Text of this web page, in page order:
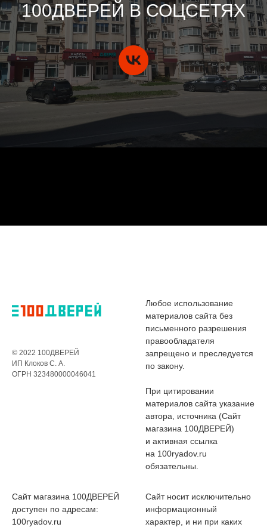
100ДВЕРЕЙ В СОЦСЕТЯХ
© 2022 100ДВЕРЕЙ
ИП Клоков С. А.
ОГРН 323480000046041
Любое использование
материалов сайта без
письменного разрешения
правообладателя
запрещено и преследуется
по закону.
При цитировании
материалов сайта указание
автора, источника (Сайт
магазина 100ДВЕРЕЙ)
и активная ссылка
на 100ryadov.ru
обязательны.
Сайт магазина 100ДВЕРЕЙ
доступен по адресам:
100ryadov.ru
Сайт носит исключительно
информационный
характер, и ни при каких